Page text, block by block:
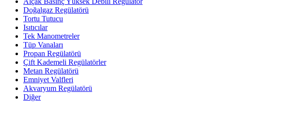
Doğalgaz Regülatörü
Tortu Tutucu
Isıtıcılar
Tek Manometreler
Tüp Vanaları
Propan Regülatörü
Çift Kademeli Regülatörler
Metan Regülatörü
Emniyet Valfleri
Akvaryum Regülatörü
Diğer